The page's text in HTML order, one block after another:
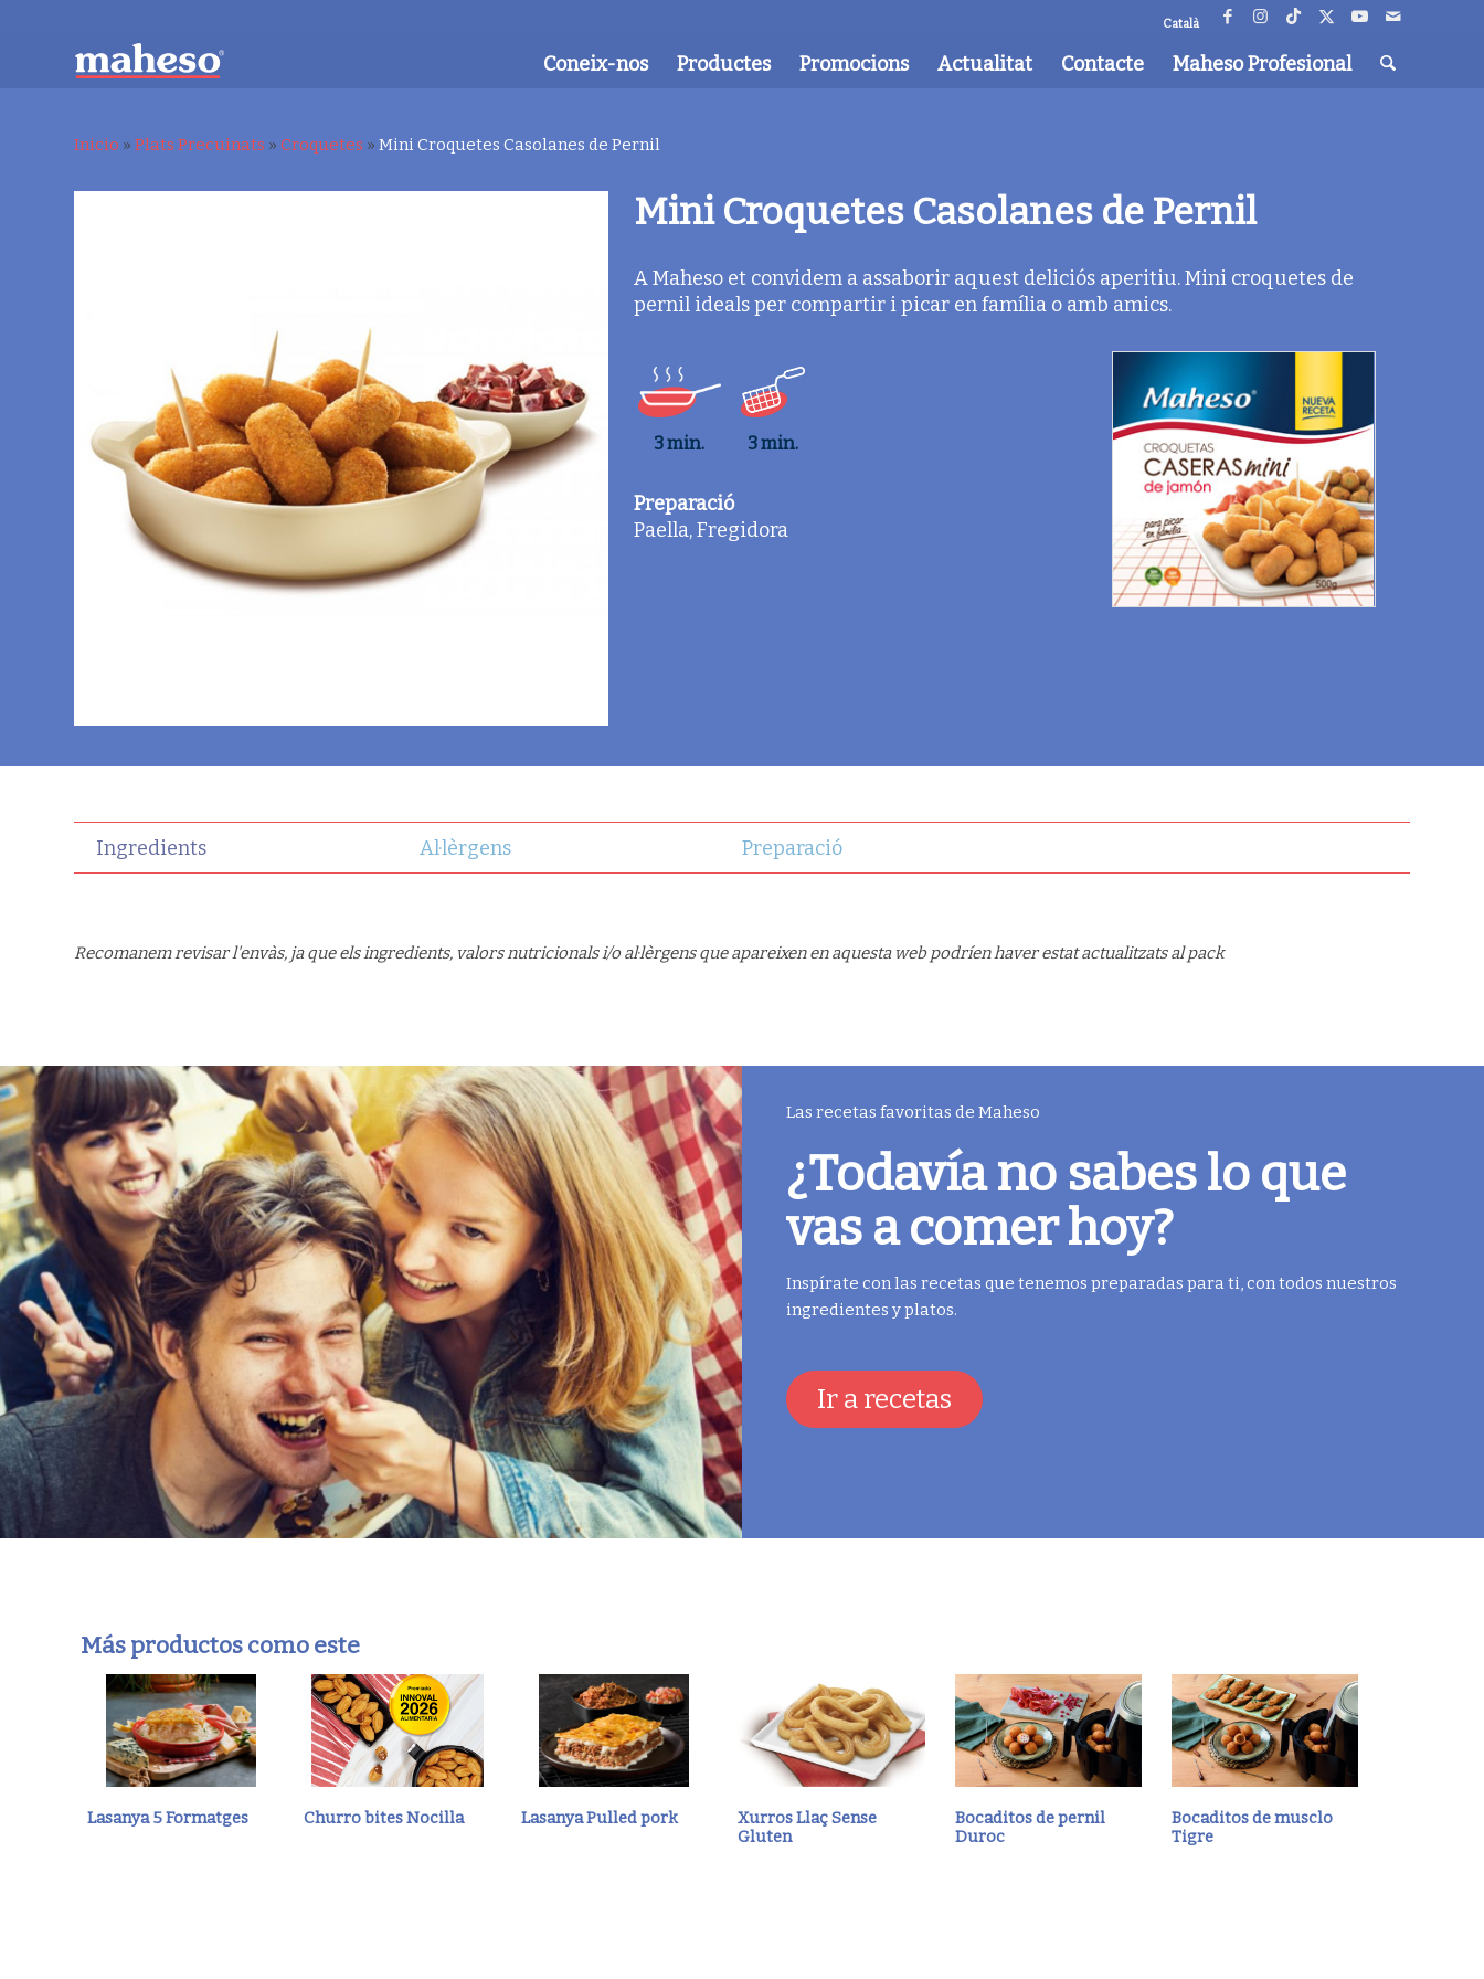
Català
Coneix-nos Productes Promocions Actualitat Contacte Maheso Profesional
Inicio » Plats Precuinats » Croquetes » Mini Croquetes Casolanes de Pernil
Mini Croquetes Casolanes de Pernil
A Maheso et convidem a assaborir aquest deliciós aperitiu. Mini croquetes de
pernil ideals per compartir i picar en família o amb amics.
3 min. 3 min.
Preparació
Paella, Fregidora
Ingredients Al·lèrgens Preparació
Recomanem revisar l'envàs, ja que els ingredients, valors nutricionals i/o al·lèrgens que apareixen en aquesta web podríen haver estat actualitzats al pack
Las recetas favoritas de Maheso
¿Todavía no sabes lo que
vas a comer hoy?
Inspírate con las recetas que tenemos preparadas para ti, con todos nuestros
ingredientes y platos.
Ir a recetas
Más productos como este
Lasanya 5 Formatges Churro bites Nocilla Lasanya Pulled pork
Xurros Llaç Sense
Gluten
Bocaditos de pernil
Duroc
Bocaditos de musclo
Tigre